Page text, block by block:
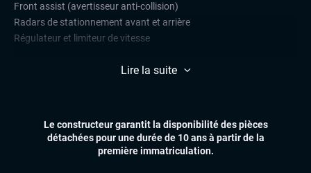
Front assist (avertisseur anti-collision)
Radars de stationnement avant et arrière
Régulateur et limiteur de vitesse
Sièges chauffants
Virtual cockpit (live cockpit, compteur digital)
Lire la suite
Le constructeur garantit la disponibilité des pièces
détachées pour une durée de 10 ans à partir de la
première immatriculation.